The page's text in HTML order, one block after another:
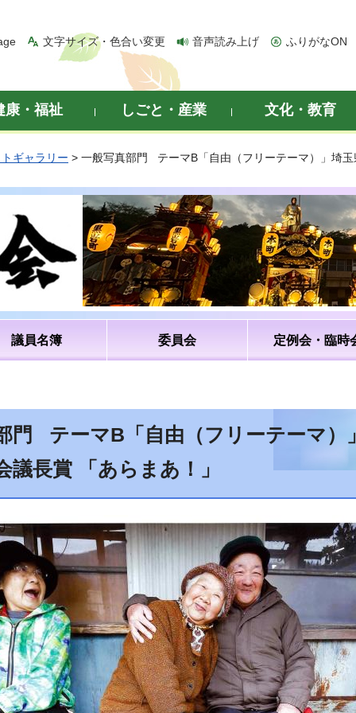
文字サイズ・色合い変更 音声読み上げ ふりがなON
康・福祉 しごと・産業 文化・教育
ギャラリー > 一般写真部門 テーマB「自由（フリーテーマ）」埼
議員名簿 委員会 定例会・臨時
門 テーマB「自由（フリーテーマ）
議長賞 「あらまあ！」